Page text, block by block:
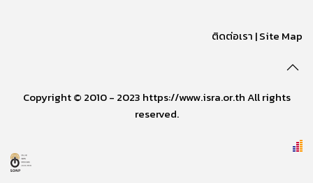
ติดต่อเรา |Site Map
Copyright © 2010 - 2023 https://www.isra.or.th All rights
reserved.